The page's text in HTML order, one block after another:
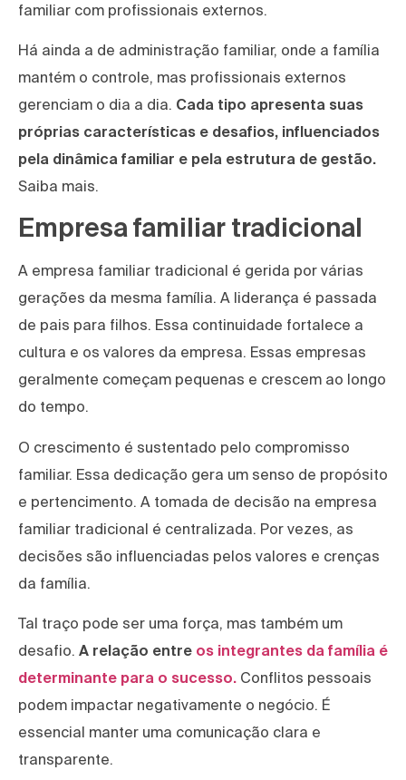
familiar com profissionais externos.
Há ainda a de administração familiar, onde a família
mantém o controle, mas profissionais externos
gerenciam o dia a dia. Cada tipo apresenta suas
próprias características e desafios, influenciados
pela dinâmica familiar e pela estrutura de gestão.
Saiba mais.
Empresa familiar tradicional
A empresa familiar tradicional é gerida por várias
gerações da mesma família. A liderança é passada
de pais para filhos. Essa continuidade fortalece a
cultura e os valores da empresa. Essas empresas
geralmente começam pequenas e crescem ao longo
do tempo.
O crescimento é sustentado pelo compromisso
familiar. Essa dedicação gera um senso de propósito
e pertencimento. A tomada de decisão na empresa
familiar tradicional é centralizada. Por vezes, as
decisões são influenciadas pelos valores e crenças
da família.
Tal traço pode ser uma força, mas também um
desafio. A relação entre os integrantes da família é
determinante para o sucesso. Conflitos pessoais
podem impactar negativamente o negócio. É
essencial manter uma comunicação clara e
transparente.